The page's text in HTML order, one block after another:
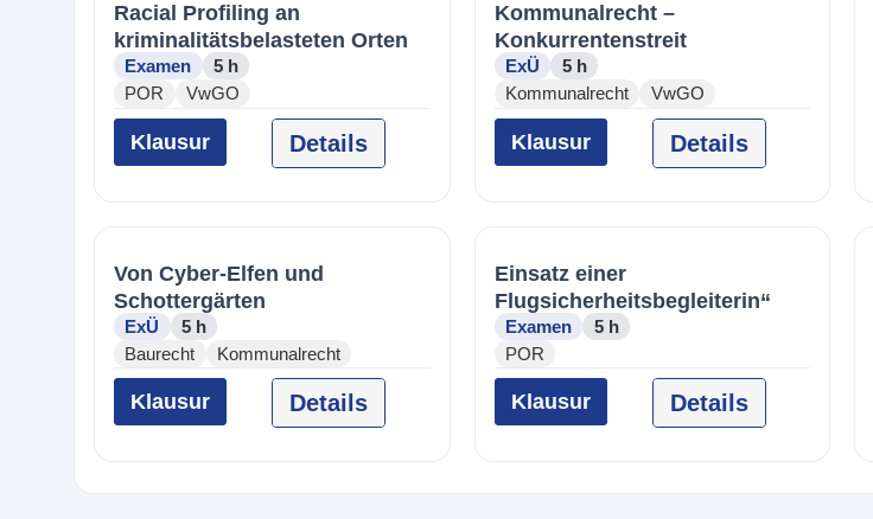
Racial Profiling an
kriminalitätsbelasteten Orten
Examen
5 h
POR
VwGO
Klausur Details
Kommunalrecht –
Konkurrentenstreit
ExÜ
5 h
Kommunalrecht
VwGO
Klausur Details
Von Cyber-Elfen und
Schottergärten
ExÜ
5 h
Baurecht
Kommunalrecht
Klausur Details
Einsatz einer
Flugsicherheitsbegleiterin“
Examen
5 h
POR
Klausur Details